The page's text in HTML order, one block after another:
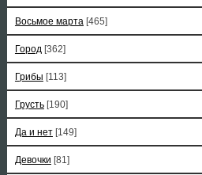
Восьмое марта [465]
Город [362]
Грибы [113]
Грусть [190]
Да и нет [149]
Девочки [81]